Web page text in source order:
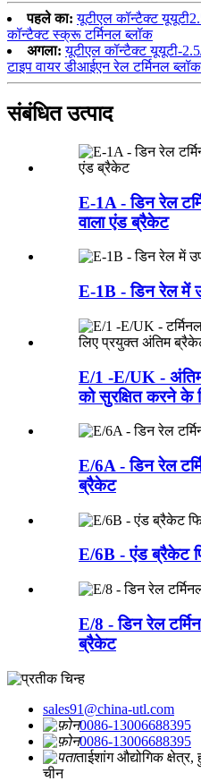
पहले का: यूटीएल कॉन्टैक्ट
कॉन्टैक्ट स्क्रू टर्मिनल ब्लॉक
अगला: यूटीएल कॉन्टैक्ट यूयूटी-
टाइप वायर डीआईएन रेल टर्मिनल ब्लॉक
संबंधित उत्पाद
E-1A - डिन रेल
वाला एंड ब्रैकेट
E-1B - डिन रेल में
E/1 -E/UK -
को सुरक्षित करने के
E/6A - डिन रेल
ब्रैकेट
E/6B - एंड ब्रैकेट
E/8 - डिन रेल
ब्रैकेट
sales91@china-utl.com
0086-13006688395
0086-13006688395
ताईशांग औद्योगिक
चीन